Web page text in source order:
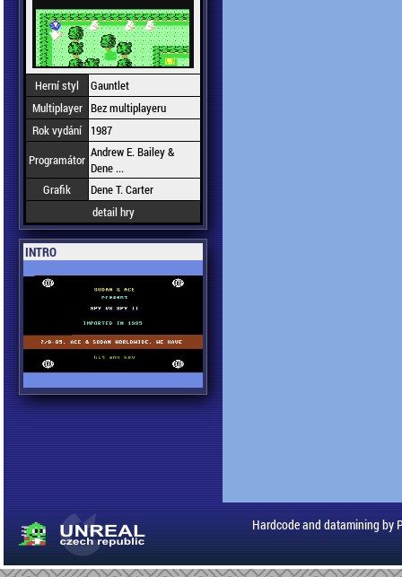
Herní styl
Gauntlet
Multiplayer Bez multiplayeru
Rok vydání
1987
Programátor Andrew E. Bailey &
Dene ...
Grafik
Dene T. Carter
detail hry
INTRO
Hardcode and datamining by